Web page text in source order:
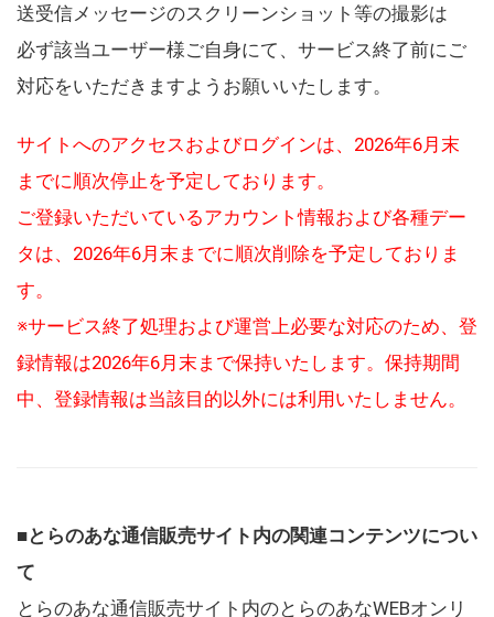
送受信メッセージのスクリーンショット等の撮影は
必ず該当ユーザー様ご自身にて、サービス終了前にご
対応をいただきますようお願いいたします。
サイトへのアクセスおよびログインは、2026年6月末
までに順次停止を予定しております。
ご登録いただいているアカウント情報および各種デー
タは、2026年6月末までに順次削除を予定しておりま
す。
※サービス終了処理および運営上必要な対応のため、登
録情報は2026年6月末まで保持いたします。保持期間
中、登録情報は当該目的以外には利用いたしません。
■とらのあな通信販売サイト内の関連コンテンツについ
て
とらのあな通信販売サイト内のとらのあなWEBオンリ